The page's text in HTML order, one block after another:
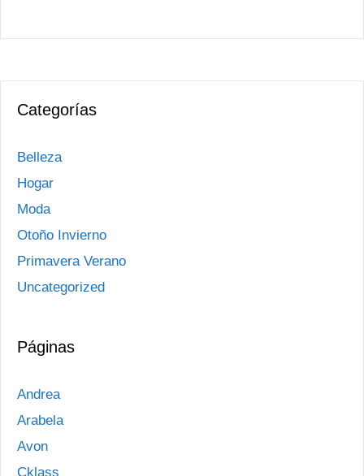
Categorías
Belleza
Hogar
Moda
Otoño Invierno
Primavera Verano
Uncategorized
Páginas
Andrea
Arabela
Avon
Cklass